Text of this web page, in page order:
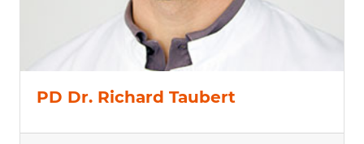
PD Dr. Richard Taubert